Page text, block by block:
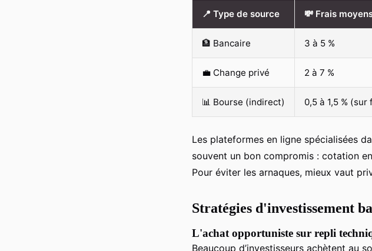
📍 Type de source 💸 Frais
🏦 Bancaire 3 à 5 %
💼 Change privé 2 à 7 %
📊 Bourse (indirect) 0,5 à 1,5 % (sur
Les plateformes en ligne spécialisées
souvent un bon compromis : cotation
Pour éviter les arnaques, mieux vaut
Stratégies d'investissement
L'achat opportuniste sur repli
Beaucoup d’investisseurs achètent au